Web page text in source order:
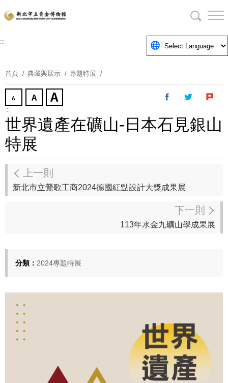
到
要
塊
:::
首頁 典藏與展示 專題特展
:::
世界遺產在礦山-日本石見銀山
特展
上一則
新北市立鶯歌工商2024德國紅點設計大獎成果展
下一則
113年水金九礦山學成果展
分類： 2024專題特展